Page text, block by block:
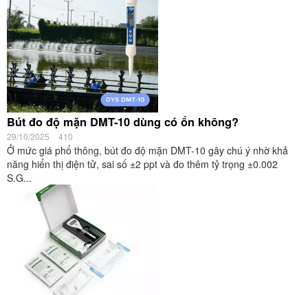
Bút đo độ mặn DMT-10 dùng có ổn không?
29/10/2025 410
Ở mức giá phổ thông, bút đo độ mặn DMT-10 gây chú ý nhờ khả
năng hiển thị điện tử, sai số ±2 ppt và đo thêm tỷ trọng ±0.002
S.G...